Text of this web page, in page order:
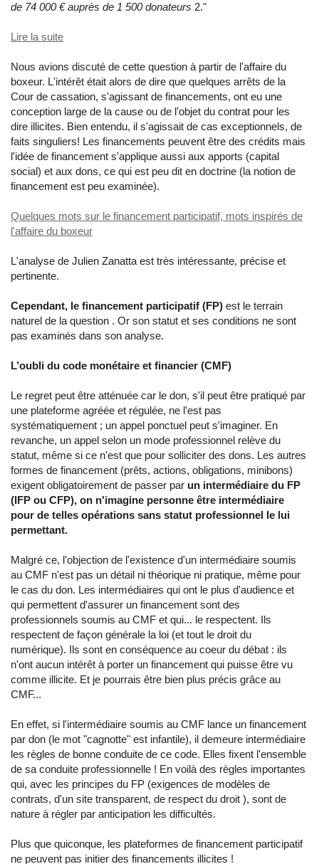
de 74 000 € auprès de 1 500 donateurs 2."
Lire la suite
Nous avions discuté de cette question à partir de l'affaire du
boxeur. L'intérêt était alors de dire que quelques arrêts de la
Cour de cassation, s'agissant de financements, ont eu une
conception large de la cause ou de l'objet du contrat pour les
dire illicites. Bien entendu, il s'agissait de cas exceptionnels, de
faits singuliers! Les financements peuvent être des crédits mais
l'idée de financement s'applique aussi aux apports (capital
social) et aux dons, ce qui est peu dit en doctrine (la notion de
financement est peu examinée).
Quelques mots sur le financement participatif, mots inspirés de
l'affaire du boxeur
L'analyse de Julien Zanatta est très intéressante, précise et
pertinente.
Cependant, le financement participatif (FP) est le terrain
naturel de la question . Or son statut et ses conditions ne sont
pas examinés dans son analyse.
L’oubli du code monétaire et financier (CMF)
Le regret peut être atténuée car le don, s'il peut être pratiqué par
une plateforme agréée et régulée, ne l'est pas
systématiquement ; un appel ponctuel peut s'imaginer. En
revanche, un appel selon un mode professionnel relève du
statut, même si ce n'est que pour solliciter des dons. Les autres
formes de financement (prêts, actions, obligations, minibons)
exigent obligatoirement de passer par un intermédiaire du FP
(IFP ou CFP), on n'imagine personne être intermédiaire
pour de telles opérations sans statut professionnel le lui
permettant.
Malgré ce, l'objection de l'existence d'un intermédiaire soumis
au CMF n'est pas un détail ni théorique ni pratique, même pour
le cas du don. Les intermédiaires qui ont le plus d'audience et
qui permettent d'assurer un financement sont des
professionnels soumis au CMF et qui... le respectent. Ils
respectent de façon générale la loi (et tout le droit du
numérique). Ils sont en conséquence au coeur du débat : ils
n'ont aucun intérêt à porter un financement qui puisse être vu
comme illicite. Et je pourrais être bien plus précis grâce au
CMF...
En effet, si l'intermédiaire soumis au CMF lance un financement
par don (le mot "cagnotte" est infantile), il demeure intermédiaire
les règles de bonne conduite de ce code. Elles fixent l'ensemble
de sa conduite professionnelle ! En voilà des règles importantes
qui, avec les principes du FP (exigences de modèles de
contrats, d'un site transparent, de respect du droit ), sont de
nature à régler par anticipation les difficultés.
Plus que quiconque, les plateformes de financement participatif
ne peuvent pas initier des financements illicites !